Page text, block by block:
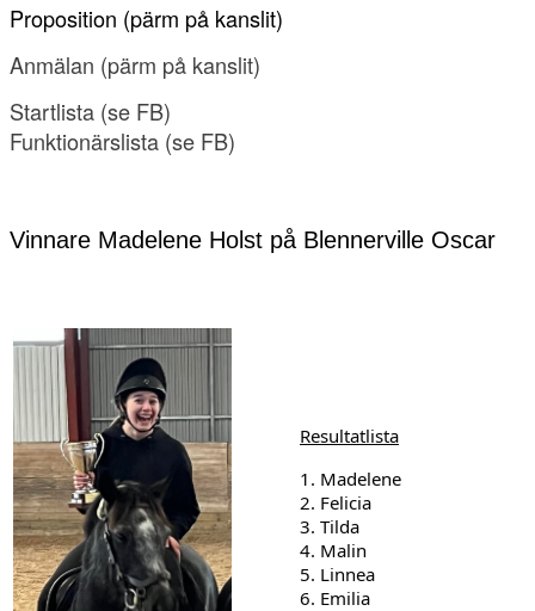
Proposition (pärm på kanslit)
Anmälan (pärm på kanslit)
Startlista (se FB)
Funktionärslista (se FB)
Vinnare Madelene Holst på Blennerville Oscar
Resultatlista
1. Madelene
2. Felicia
3. Tilda
4. Malin
5. Linnea
6. Emilia